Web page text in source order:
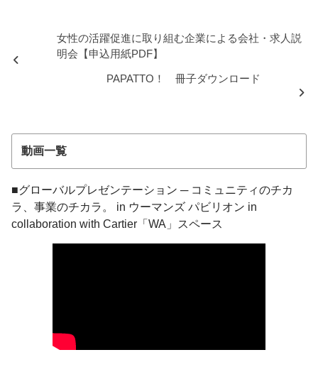
女性の活躍促進に取り組む企業による会社・求人説
明会【申込用紙PDF】
PAPATTO！ 冊子ダウンロード
動画一覧
■グローバルプレゼンテーション ─ コミュニティのチカ
ラ、事業のチカラ。 in ウーマンズ パビリオン in
collaboration with Cartier「WA」スペース